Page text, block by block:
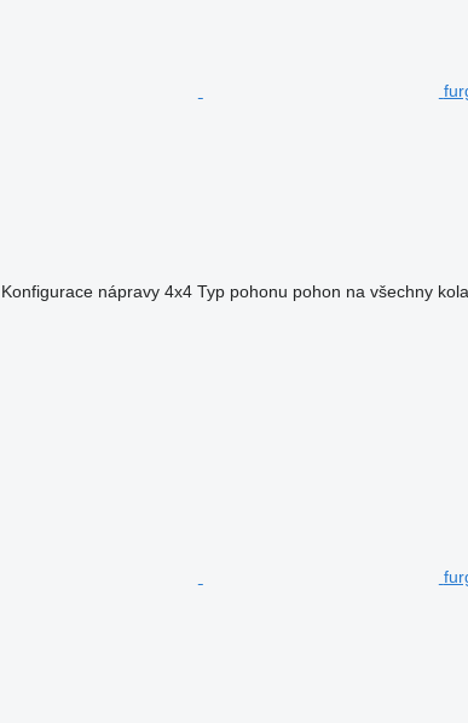
Konfigurace nápravy 4x4 Typ pohonu pohon na všechny kola